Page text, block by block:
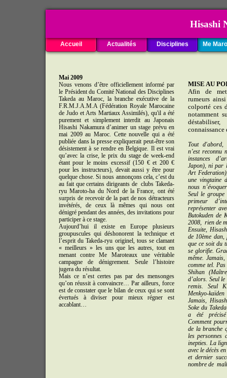
Hisashi
MISE AU
Afin de
rumeurs
colporté ces
notamment
Tout d'abord,
n’est reconnu
instances
Japon), ni par
Art
une vingtaine
nous
Seul le
primeur
représenter
Butokuden de
2008, rien de
Ensuite,
de 10ème
que ce soit du
se glorifie.
même.
comme tel.
Shihan
d’alors. Seul
remis. Seul
Menkyo-
Jamais,
Soke du
a été
Comment
de la branche
les personnes
inepties. La
avec le décès
et dernier
nombre de
Mai 2009
Nous venons d’être officiellement informé par
le Président du Comité National des Disciplines
Takeda au Maroc, la branche exécutive de la
F.R.M.J.A.M.A (Fédération Royale Marocaine
de Judo et Arts Martiaux Assimilés), qu'il a été
purement et simplement interdit au Japonais
Hisashi Nakamura d’animer un stage prévu en
mai 2009 au Maroc. Cette nouvelle qui a été
publiée dans la presse expliquerait peut-être son
désistement à se rendre en Belgique. Il est vrai
qu’avec la crise, le prix du stage de week-end
étant pour le moins excessif (150 € et 200 €
pour les instructeurs), devait aussi y être pour
quelque chose. Si nous annonçons cela, c’est du
au fait que certains dirigeants de clubs Takeda-
ryu Maroto-ha du Nord de la France, ont été
surpris de recevoir de la part de nos détracteurs
invétérés, de ceux là mêmes qui nous ont
dénigré pendant des années, des invitations pour
participer à ce stage.
Aujourd’hui il existe en Europe plusieurs
groupuscules qui déshonorent la technique et
l’esprit du Takeda-ryu originel, tous se clamant
« meilleurs » les uns que les autres, tout en
menant contre Me Maroteaux une véritable
campagne de dénigrement. Seule l’histoire
jugera du résultat.
Mais ce n’est certes pas par des mensonges
qu’on réussit à convaincre… Par ailleurs, force
est de constater que le bilan de ceux qui se sont
évertués à diviser pour mieux régner est
accablant…
Actualités
Accueil Me
Disciplines